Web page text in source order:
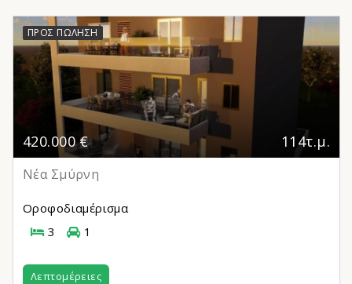
ΠΡΟΣ ΠΏΛΗΣΗ
420.000 € 114τ.μ.
Νέα Σμύρνη
Οροφοδιαμέρισμα
3
1
Λεπτομέρειες